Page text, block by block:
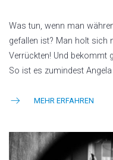
Was tun, wenn man
gefallen ist? Man holt sich
Verrückten! Und bekommt
So ist es zumindest Angela
MEHR ERFAHREN